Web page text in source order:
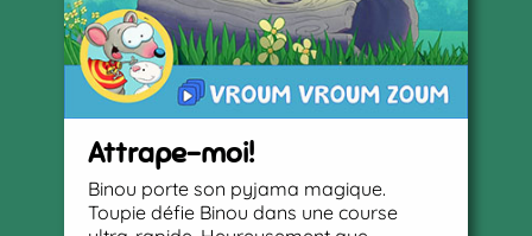
Attrape-moi!
Binou porte son pyjama magique.
Toupie défie Binou dans une course